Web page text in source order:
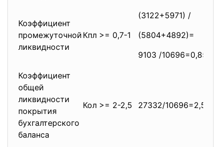
Коэффициент
промежуточной
ликвидности
Кпл >= 0,7-1
(3122+5971) /
(5804+4892)=
9103 /10696=0,85
Коэффициент
общей
ликвидности
покрытия
бухгалтерского
баланса
Кол >= 2-2,5 27332/10696=2,55